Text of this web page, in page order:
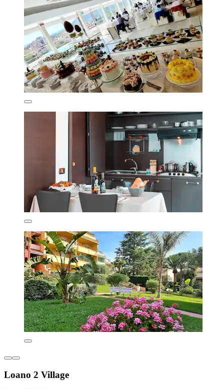
Loano 2 Village